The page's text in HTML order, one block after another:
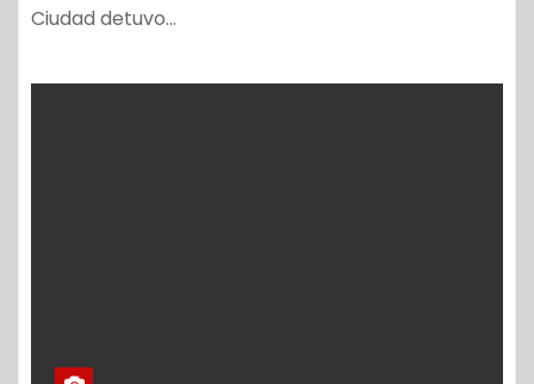
Ciudad detuvo…